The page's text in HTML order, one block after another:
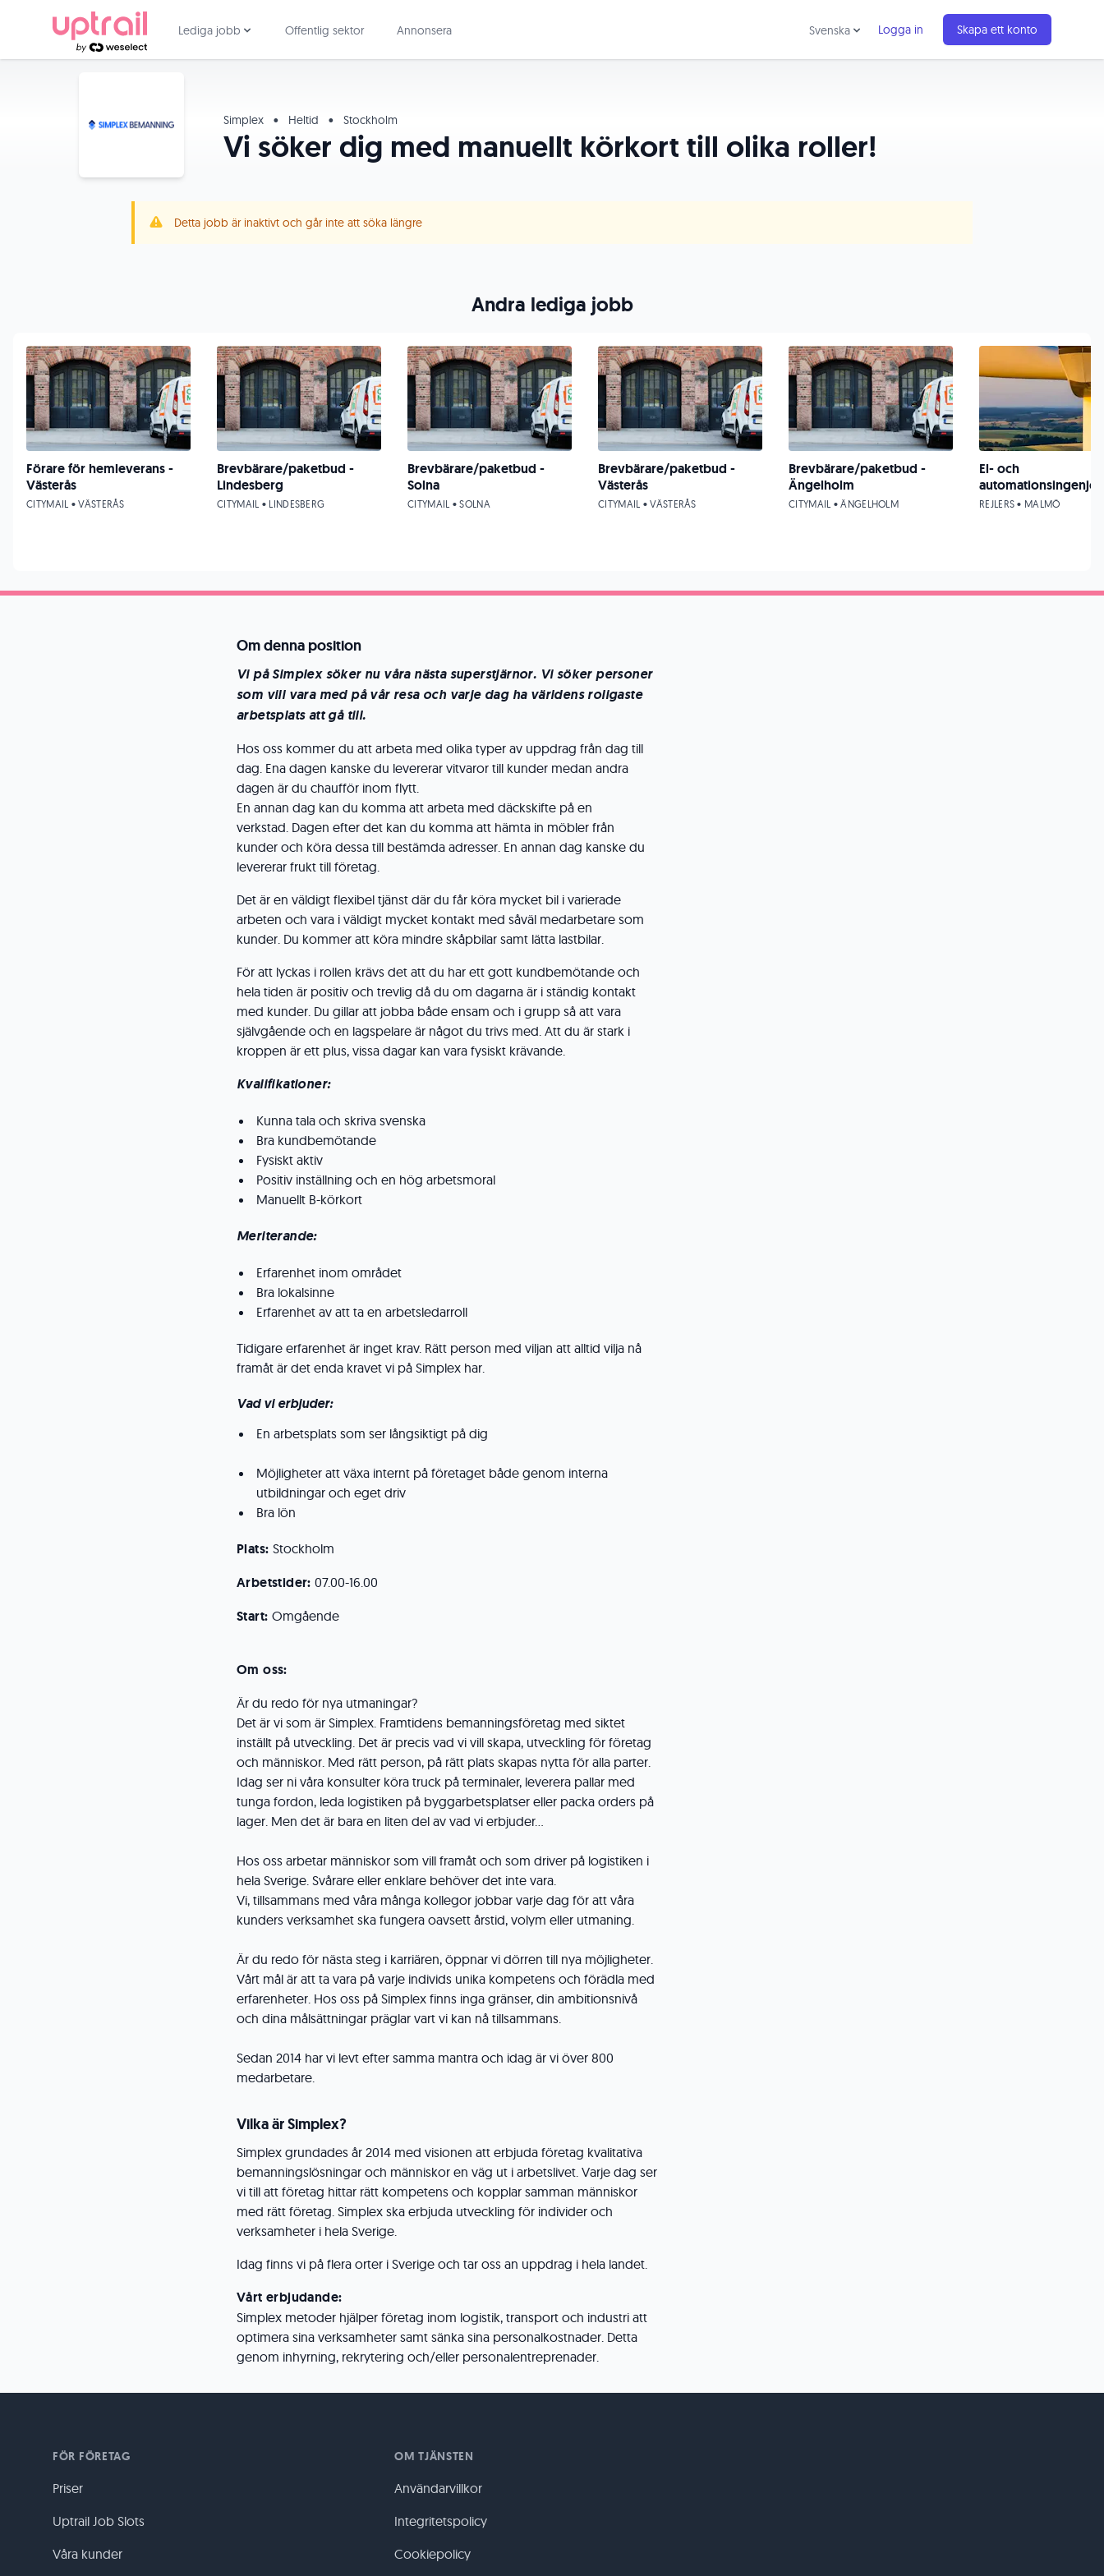
Lediga jobb Offentlig sektor Annonsera Svenska Logga in Skapa ett konto
Simplex • Heltid • Stockholm
Vi söker dig med manuellt körkort till olika roller!
Detta jobb är inaktivt och går inte att söka längre
Om denna position
Vi på Simplex söker nu våra nästa superstjärnor. Vi söker personer
som vill vara med på vår resa och varje dag ha världens roligaste
arbetsplats att gå till.
Hos oss kommer du att arbeta med olika typer av uppdrag från dag till
dag. Ena dagen kanske du levererar vitvaror till kunder medan andra
dagen är du chaufför inom flytt.
En annan dag kan du komma att arbeta med däckskifte på en
verkstad. Dagen efter det kan du komma att hämta in möbler från
kunder och köra dessa till bestämda adresser. En annan dag kanske du
levererar frukt till företag.
Det är en väldigt flexibel tjänst där du får köra mycket bil i varierade
arbeten och vara i väldigt mycket kontakt med såväl medarbetare som
kunder. Du kommer att köra mindre skåpbilar samt lätta lastbilar.
För att lyckas i rollen krävs det att du har ett gott kundbemötande och
hela tiden är positiv och trevlig då du om dagarna är i ständig kontakt
med kunder. Du gillar att jobba både ensam och i grupp så att vara
självgående och en lagspelare är något du trivs med. Att du är stark i
kroppen är ett plus, vissa dagar kan vara fysiskt krävande.
Kvalifikationer:
Kunna tala och skriva svenska
Bra kundbemötande
Fysiskt aktiv
Positiv inställning och en hög arbetsmoral
Manuellt B-körkort
Meriterande:
Erfarenhet inom området
Bra lokalsinne
Erfarenhet av att ta en arbetsledarroll
Tidigare erfarenhet är inget krav. Rätt person med viljan att alltid vilja nå
framåt är det enda kravet vi på Simplex har.
Vad vi erbjuder:
En arbetsplats som ser långsiktigt på dig
Möjligheter att växa internt på företaget både genom interna
utbildningar och eget driv
Bra lön
Plats: Stockholm
Arbetstider:07.00-16.00
Start: Omgående
Om oss:
Är du redo för nya utmaningar?
Det är vi som är Simplex. Framtidens bemanningsföretag med siktet
inställt på utveckling. Det är precis vad vi vill skapa, utveckling för företag
och människor. Med rätt person, på rätt plats skapas nytta för alla parter.
Idag ser ni våra konsulter köra truck på terminaler, leverera pallar med
tunga fordon, leda logistiken på byggarbetsplatser eller packa orders på
lager. Men det är bara en liten del av vad vi erbjuder...
Hos oss arbetar människor som vill framåt och som driver på logistiken i
hela Sverige. Svårare eller enklare behöver det inte vara.
Vi, tillsammans med våra många kollegor jobbar varje dag för att våra
kunders verksamhet ska fungera oavsett årstid, volym eller utmaning.
Är du redo för nästa steg i karriären, öppnar vi dörren till nya möjligheter.
Vårt mål är att ta vara på varje individs unika kompetens och förädla med
erfarenheter. Hos oss på Simplex finns inga gränser, din ambitionsnivå
och dina målsättningar präglar vart vi kan nå tillsammans.
Sedan 2014 har vi levt efter samma mantra och idag är vi över 800
medarbetare.
Vilka är Simplex?
Simplex grundades år 2014 med visionen att erbjuda företag kvalitativa
bemanningslösningar och människor en väg ut i arbetslivet. Varje dag ser
vi till att företag hittar rätt kompetens och kopplar samman människor
med rätt företag. Simplex ska erbjuda utveckling för individer och
verksamheter i hela Sverige.
Idag finns vi på flera orter i Sverige och tar oss an uppdrag i hela landet.
Vårt erbjudande:
Simplex metoder hjälper företag inom logistik, transport och industri att
optimera sina verksamheter samt sänka sina personalkostnader. Detta
genom inhyrning, rekrytering och/eller personalentreprenader.
Andra lediga jobb
Förare för hemleverans -
Västerås
CITYMAIL • VÄSTERÅS
Brevbärare/paketbud -
Lindesberg
CITYMAIL • LINDESBERG
Brevbärare/paketbud -
Solna
CITYMAIL • SOLNA
Brevbärare/paketbud -
Västerås
CITYMAIL • VÄSTERÅS
Brevbärare/paketbud -
Ängelholm
CITYMAIL • ÄNGELHOLM
El- och
automationsingenjör
REJLERS • MALMÖ
FÖR FÖRETAG
Priser
Uptrail Job Slots
Våra kunder
OM TJÄNSTEN
Användarvillkor
Integritetspolicy
Cookiepolicy